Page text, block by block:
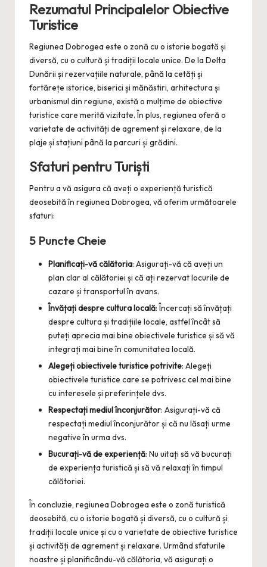
Rezumatul Principalelor Obiective
Turistice
Regiunea Dobrogea este o zonă cu o istorie bogată și
diversă, cu o cultură și tradiții locale unice. De la Delta
Dunării și rezervațiile naturale, până la cetăți și
fortărețe istorice, biserici și mănăstiri, arhitectura și
urbanismul din regiune, există o mulțime de obiective
turistice care merită vizitate. În plus, regiunea oferă o
varietate de activități de agrement și relaxare, de la
plaje și stațiuni până la parcuri și grădini.
Sfaturi pentru Turiști
Pentru a vă asigura că aveți o experiență turistică
deosebită în regiunea Dobrogea, vă oferim următoarele
sfaturi:
5 Puncte Cheie
Planificați-vă călătoria: Asigurați-vă că aveți un
plan clar al călătoriei și că ați rezervat locurile de
cazare și transportul în avans.
Învățați despre cultura locală: Încercați să învățați
despre cultura și tradițiile locale, astfel încât să
puteți aprecia mai bine obiectivele turistice și să vă
integrați mai bine în comunitatea locală.
Alegeți obiectivele turistice potrivite: Alegeți
obiectivele turistice care se potrivesc cel mai bine
cu interesele și preferințele dvs.
Respectați mediul înconjurător: Asigurați-vă că
respectați mediul înconjurător și că nu lăsați urme
negative în urma dvs.
Bucurați-vă de experiență: Nu uitați să vă bucurați
de experiența turistică și să vă relaxați în timpul
călătoriei.
În concluzie, regiunea Dobrogea este o zonă turistică
deosebită, cu o istorie bogată și diversă, cu o cultură și
tradiții locale unice și cu o varietate de obiective turistice
și activități de agrement și relaxare. Urmând sfaturile
noastre și planificându-vă călătoria, vă asigurați o